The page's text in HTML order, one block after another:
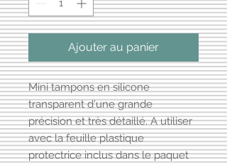
Ajouter au panier
Mini tampons en silicone
transparent d'une grande
précision et très détaillé. A utiliser
avec la feuille plastique
protectrice inclus dans le paquet